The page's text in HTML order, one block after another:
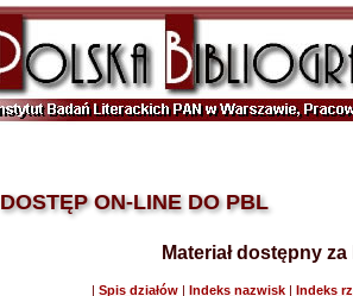
DOSTĘP ON-LINE DO PBL
Materiał dostępny
| Spis działów | Indeks nazwisk | Indeks